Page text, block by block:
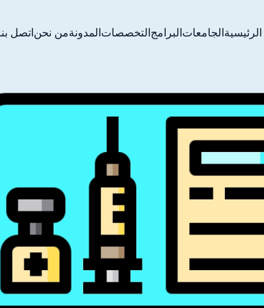
الرئيسيةالجامعاتالبرامجالتخصصاتالمدونةمن نحناتصل